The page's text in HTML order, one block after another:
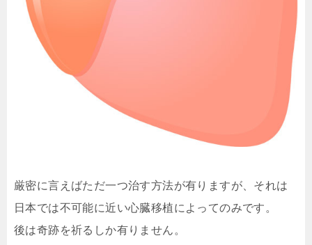
厳密に言えばただ一つ治す方法が有りますが、それは
日本では不可能に近い心臓移植によってのみです。
後は奇跡を祈るしか有りません。